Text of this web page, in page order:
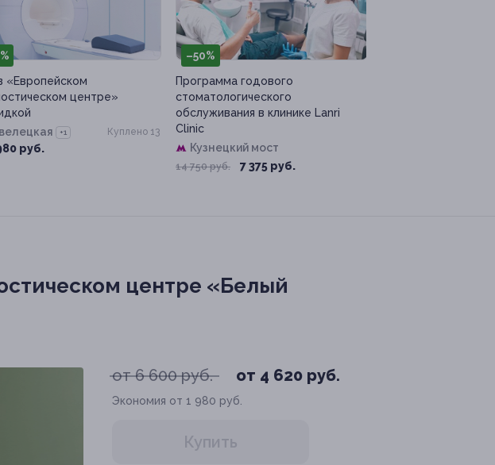
«Европейском
центре»
+1
руб.
Куплено 13
–50%
Программа годового
стоматологического
обслуживания в клинике Lanri
Clinic
Кузнецкий мост
14 750 руб. 7 375 руб.
центре «Белый
от 6 600 руб. от 4 620 руб.
Экономия от 1 980 руб.
Купить